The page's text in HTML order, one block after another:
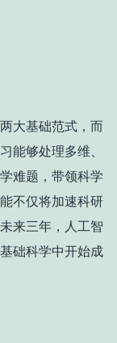
大基础范式，而
能够处理多维、
难题，带领科学
不仅将加速科研
来三年，人工智
础科学中开始成